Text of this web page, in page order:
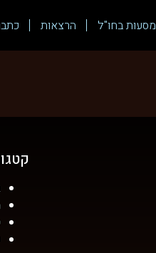
מסעות בחו"ל הרצאות